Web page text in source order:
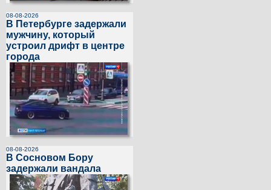
08-08-2026
В Петербурге задержали
мужчину, который
устроил дрифт в центре
города
08-08-2026
В Сосновом Бору
задержали вандала